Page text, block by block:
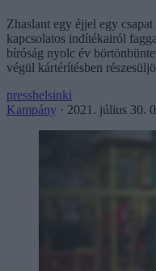
Zhaslant egy éjjel egy
kapcsolatos indítékairól
bíróság nyolc év
végül kártérítésben
presshelsinki
Kampány · 2021. július 30.